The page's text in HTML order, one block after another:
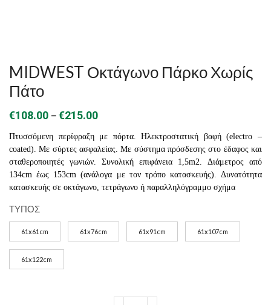
MIDWEST Οκτάγωνο Πάρκο Χωρίς
Πάτο
€108.00 –€215.00Price
range:
€108.00
through
€215.00
Πτυσσόμενη περίφραξη με πόρτα. Ηλεκτροστατική βαφή (electro –
coated). Με σύρτες ασφαλείας. Με σύστημα πρόσδεσης στο έδαφος και
σταθεροποιητές γωνιών. Συνολική επιφάνεια 1,5m2. Διάμετρος από
134cm έως 153cm (ανάλογα με τον τρόπο κατασκευής). Δυνατότητα
κατασκευής σε οκτάγωνο, τετράγωνο ή παραλληλόγραμμο σχήμα
ΤΥΠΟΣ
61x61cm 61x76cm 61x91cm 61x107cm
61x122cm